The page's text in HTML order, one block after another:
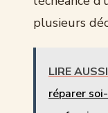
plusieurs
LIRE AUSSI
réparer